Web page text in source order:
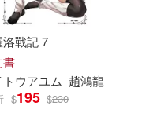
洛戰記 7
書
ウアユム 趙鴻龍
$195 $230